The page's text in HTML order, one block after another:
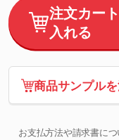
注文カー
入れる
商品サンプル
お支払方法や請求書に